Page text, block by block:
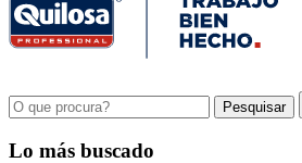
Lo más buscado